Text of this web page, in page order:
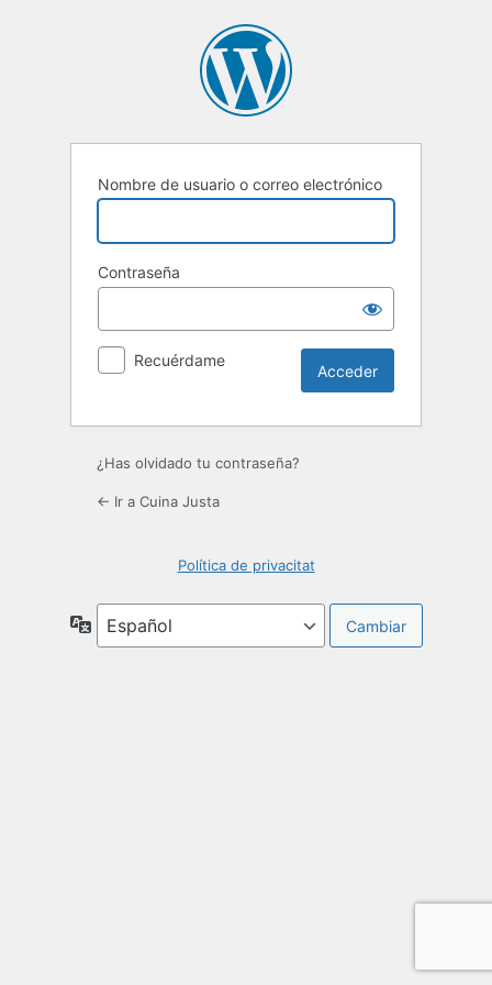
Nombre de usuario o correo electrónico
Contraseña
Recuérdame
¿Has olvidado tu contraseña?
← Ir a Cuina Justa
Política de privacitat
Idioma